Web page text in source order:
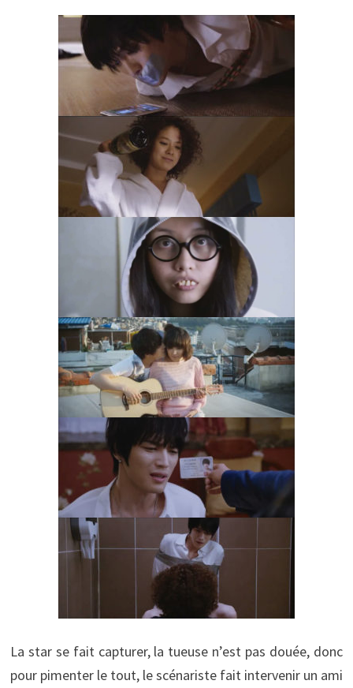
La star se fait capturer, la tueuse n’est pas douée, donc
pour pimenter le tout, le scénariste fait intervenir un ami